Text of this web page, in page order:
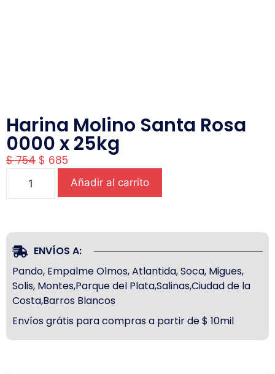
Harina Molino Santa Rosa
0000 x 25kg
$754 $ 685
Añadir al carrito
ENVÍOS A:
Pando, Empalme Olmos, Atlantida, Soca, Migues,
Solis, Montes,Parque del Plata,Salinas,Ciudad de la
Costa,Barros Blancos
Envíos grátis para compras a partir de $ 10mil